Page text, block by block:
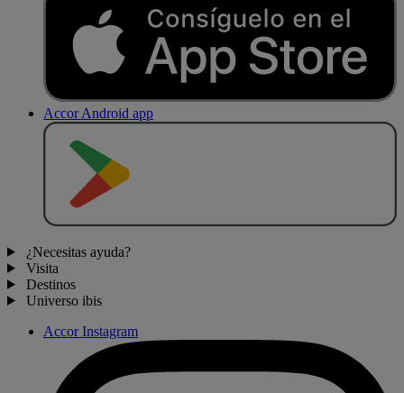
Accor Android app
¿Necesitas ayuda?
Visita
Destinos
Universo ibis
Accor Instagram